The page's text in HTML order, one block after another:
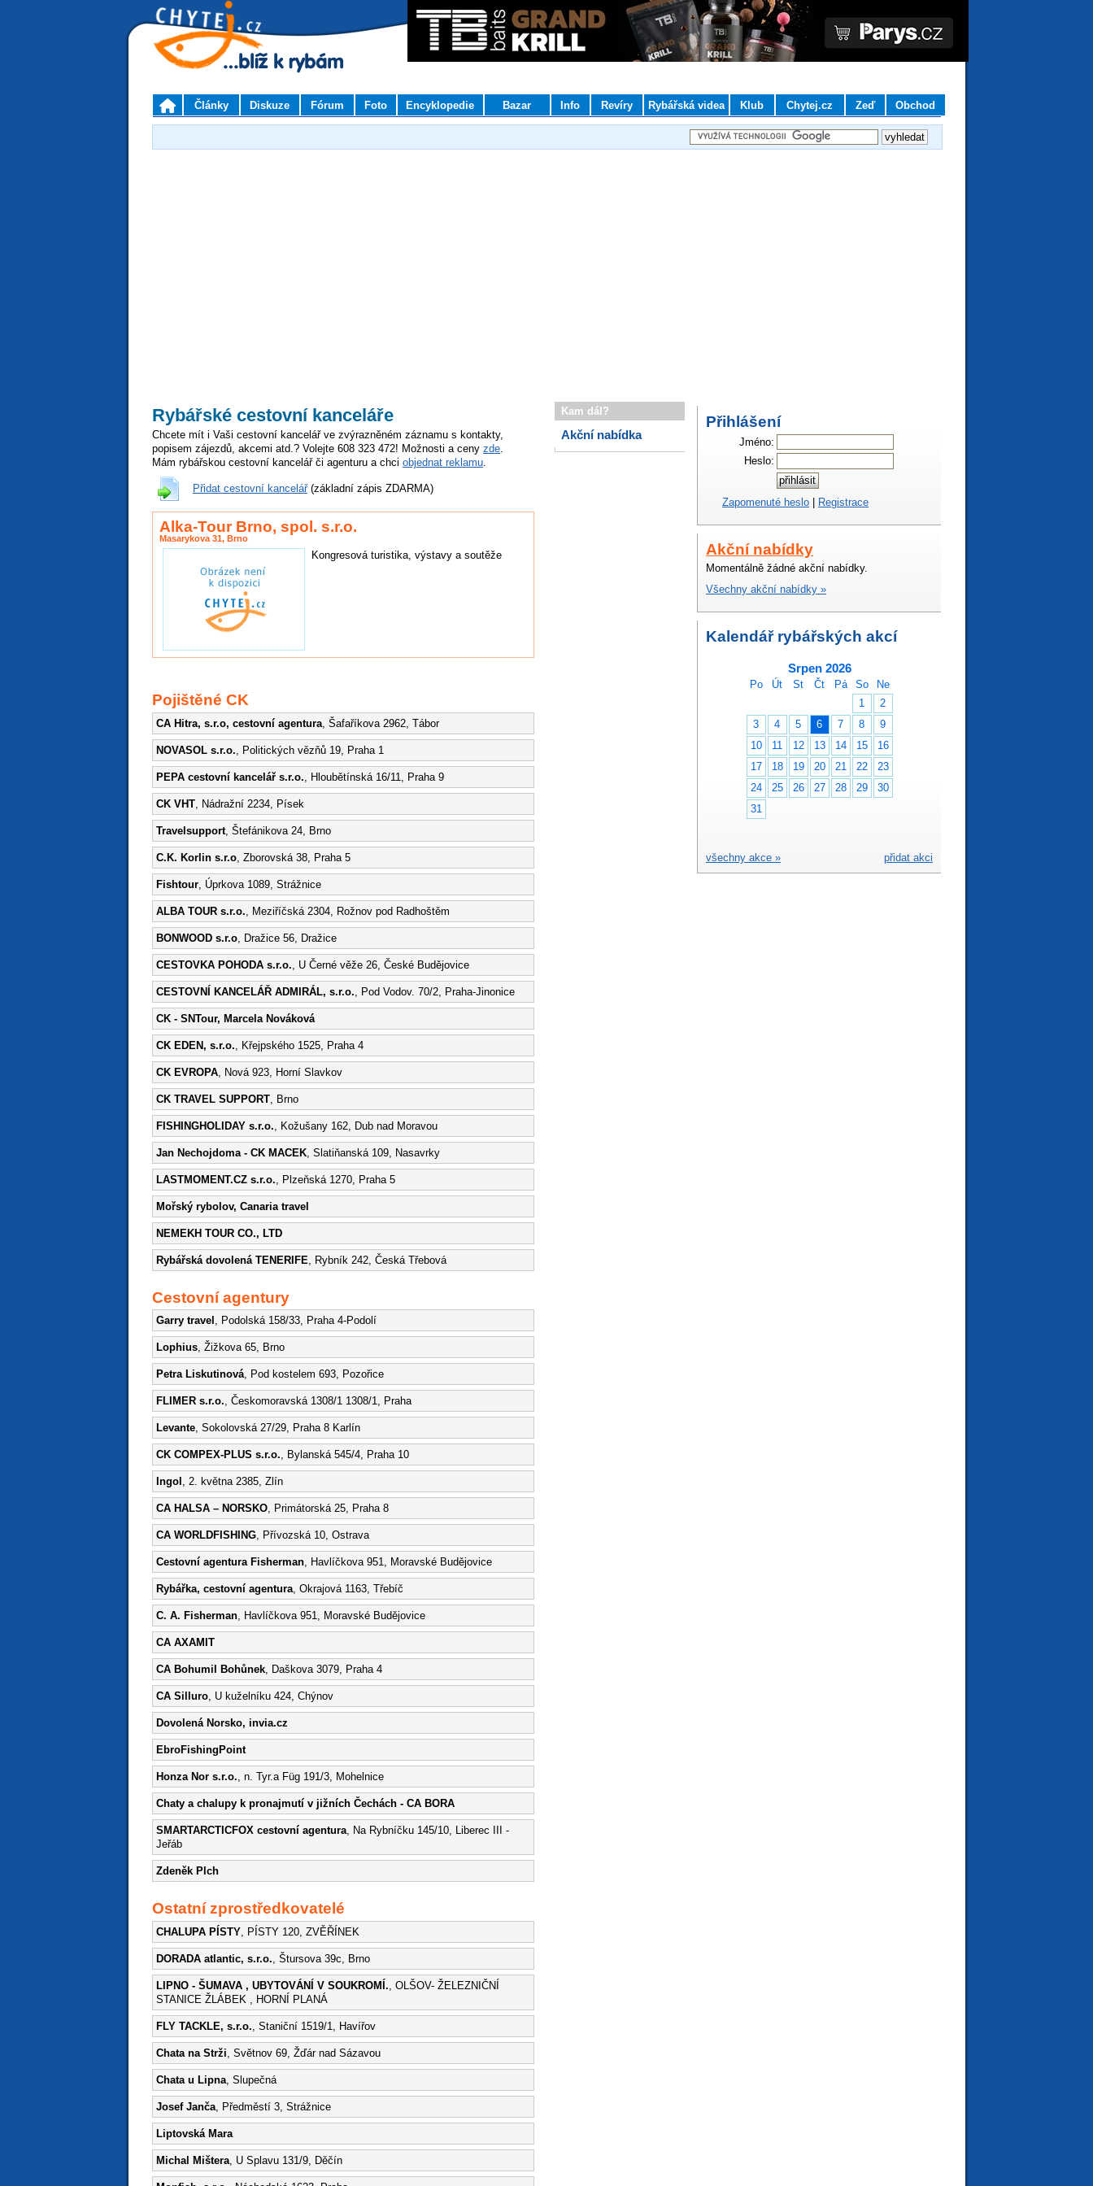
Články Diskuze Fórum Foto Encyklopedie Bazar Info Revíry Rybářská videa Klub Chytej.cz Zeď Obchod
Rybářské cestovní kanceláře
Chcete mít i Vaši cestovní kancelář ve zvýrazněném záznamu s kontakty,
popisem zájezdů, akcemi atd.? Volejte 608 323 472! Možnosti a ceny zde.
Mám rybářskou cestovní kancelář či agenturu a chci objednat reklamu.
Přidat cestovní kancelář(základní zápis ZDARMA)
Alka-Tour Brno, spol. s.r.o.
Masarykova 31, Brno
Kongresová turistika, výstavy a soutěže
Pojištěné CK
CA Hitra, s.r.o, cestovní agentura , Šafaříkova 2962, Tábor
NOVASOL s.r.o. , Politických vězňů 19, Praha 1
PEPA cestovní kancelář s.r.o. , Hloubětínská 16/11, Praha 9
CK VHT , Nádražní 2234, Písek
Travelsupport , Štefánikova 24, Brno
C.K. Korlin s.r.o , Zborovská 38, Praha 5
Fishtour , Úprkova 1089, Strážnice
ALBA TOUR s.r.o. , Meziříčská 2304, Rožnov pod Radhoštěm
BONWOOD s.r.o , Dražice 56, Dražice
CESTOVKA POHODA s.r.o. , U Černé věže 26, České Budějovice
CESTOVNÍ KANCELÁŘ ADMIRÁL, s.r.o. , Pod Vodov. 70/2, Praha-Jinonice
CK - SNTour, Marcela Nováková
CK EDEN, s.r.o. , Křejpského 1525, Praha 4
CK EVROPA , Nová 923, Horní Slavkov
CK TRAVEL SUPPORT , Brno
FISHINGHOLIDAY s.r.o. , Kožušany 162, Dub nad Moravou
Jan Nechojdoma - CK MACEK , Slatiňanská 109, Nasavrky
LASTMOMENT.CZ s.r.o. , Plzeňská 1270, Praha 5
Mořský rybolov, Canaria travel
NEMEKH TOUR CO., LTD
Rybářská dovolená TENERIFE , Rybník 242, Česká Třebová
Cestovní agentury
Garry travel , Podolská 158/33, Praha 4-Podolí
Lophius, Žižkova 65, Brno
Petra Liskutinová, Pod kostelem 693, Pozořice
FLIMER s.r.o., Českomoravská 1308/1 1308/1, Praha
Levante, Sokolovská 27/29, Praha 8 Karlín
CK COMPEX-PLUS s.r.o., Bylanská 545/4, Praha 10
Ingol , 2. května 2385, Zlín
CA HALSA – NORSKO, Primátorská 25, Praha 8
CA WORLDFISHING, Přívozská 10, Ostrava
Cestovní agentura Fisherman, Havlíčkova 951, Moravské Budějovice
Rybářka, cestovní agentura, Okrajová 1163, Třebíč
C. A. Fisherman, Havlíčkova 951, Moravské Budějovice
CA AXAMIT
CA Bohumil Bohůnek, Daškova 3079, Praha 4
CA Silluro, U kuželníku 424, Chýnov
Dovolená Norsko, invia.cz
EbroFishingPoint
Honza Nor s.r.o., n. Tyr.a Füg 191/3, Mohelnice
Chaty a chalupy k pronajmutí v jižních Čechách - CA BORA
SMARTARCTICFOX cestovní agentura, Na Rybníčku 145/10, Liberec III -
Jeřáb
Zdeněk Plch
Ostatní zprostředkovatelé
CHALUPA PÍSTY, PÍSTY 120, ZVĚŘÍNEK
DORADA atlantic, s.r.o., Štursova 39c, Brno
LIPNO - ŠUMAVA , UBYTOVÁNÍ V SOUKROMÍ., OLŠOV- ŽELEZNIČNÍ
STANICE ŽLÁBEK , HORNÍ PLANÁ
FLY TACKLE, s.r.o., Staniční 1519/1, Havířov
Chata na Strži, Světnov 69, Žďár nad Sázavou
Chata u Lipna, Slupečná
Josef Janča, Předměstí 3, Strážnice
Liptovská Mara
Michal Mištera, U Splavu 131/9, Děčín
Kam dál?
Akční nabídka
Přihlášení
Jméno:
Heslo:
Zapomenuté heslo | Registrace
Akční nabídky
Momentálně žádné akční nabídky.
Všechny akční nabídky »
Kalendář rybářských akcí
Srpen 2026
Po Út St Čt Pá So
Ne
1
2
3
4 5 6 7 8
9
10
11 12 13 14 15
16
17
18 19 20 21 22
23
24
25 26 27 28 29
30
31
přidat akci
všechny akce »